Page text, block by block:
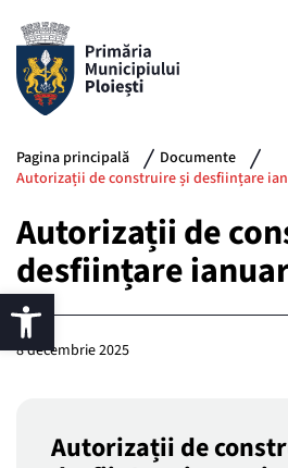
Pagina principală
Documente
Autorizații de construire și desființare
Autorizații de
desființare
8 decembrie 2025
Autorizații de